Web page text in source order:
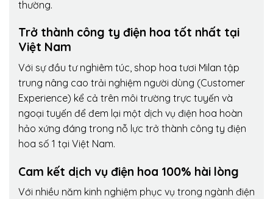
thường.
Trở thành công ty điện hoa tốt nhất tại
Việt Nam
Với sự đầu tư nghiêm túc, shop hoa tươi Milan tập
trung nâng cao trải nghiệm người dùng (Customer
Experience) kể cả trên môi trường trực tuyến và
ngoại tuyến để đem lại một dịch vụ điện hoa hoàn
hảo xứng đáng trong nỗ lực trở thành công ty điện
hoa số 1 tại Việt Nam.
Cam kết dịch vụ điện hoa 100% hài lòng
Với nhiều năm kinh nghiệm phục vụ trong ngành điện